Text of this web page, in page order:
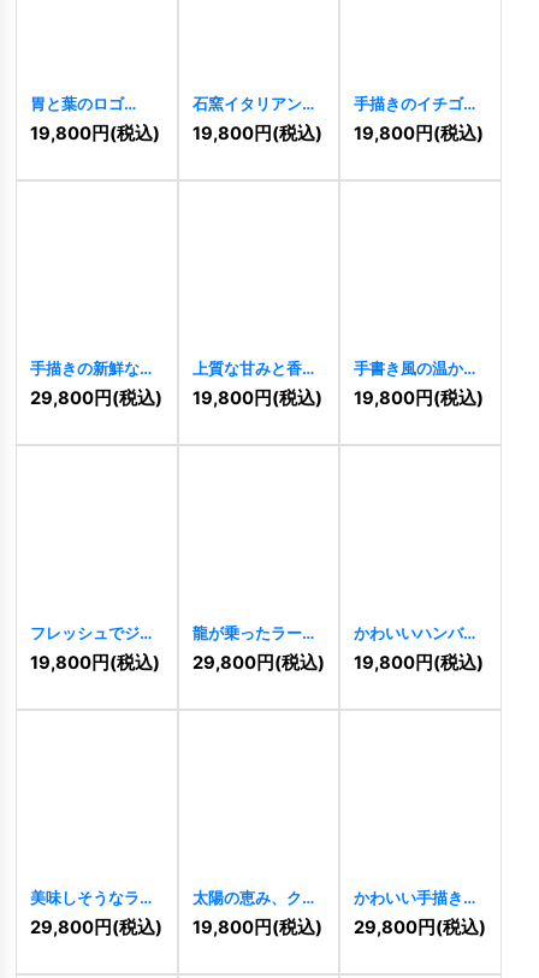
胃と葉のロゴ
[8893]
19,800円(税込)
石窯イタリアンピ
ザのロゴ [8728]
19,800円(税込)
手描きのイチゴと
王冠のロゴ [8719]
19,800円(税込)
手描きの新鮮な野
菜のロゴ[8603]
29,800円(税込)
上質な甘みと香り
を届ける、メロン
のロゴ [8490]
19,800円(税込)
手書き風の温かみ
を感じる、メロン
のロゴ [ 8491]
19,800円(税込)
フレッシュでジュ
ーシーなスイカの
ロゴ 8488]
19,800円(税込)
龍が乗ったラーメ
ン丼のロゴ
8339
29,800円(税込)
かわいいハンバー
ガーのロゴ
8280 ]
19,800円(税込)
美味しそうなラー
メンのロゴ
8268
29,800円(税込)
太陽の恵み、クレ
メンタインのロゴ
7907
19,800円(税込)
かわいい手描きの
水彩画の桜のロゴ
7567]
29,800円(税込)